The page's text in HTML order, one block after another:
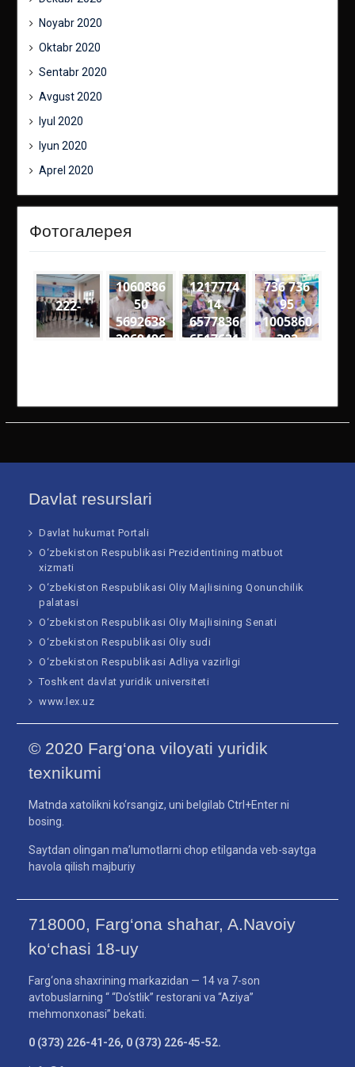
Noyabr 2020
Oktabr 2020
Sentabr 2020
Avgust 2020
Iyul 2020
Iyun 2020
Aprel 2020
Фотогалерея
222-
1060886
50
5692638
2069496
60108 n
1217774
14
6577836
6517631
73813 n
736 736
95
1005860
392
Davlat resurslari
Davlat hukumat Portali
O‘zbekiston Respublikasi Prezidentining matbuot
xizmati
O‘zbekiston Respublikasi Oliy Majlisining Qonunchilik
palatasi
O‘zbekiston Respublikasi Oliy Majlisining Senati
O‘zbekiston Respublikasi Oliy sudi
O‘zbekiston Respublikasi Adliya vazirligi
Toshkent davlat yuridik universiteti
www.lex.uz
© 2020 Farg‘ona viloyati yuridik
texnikumi
Matnda xatolikni ko‘rsangiz, uni belgilab Ctrl+Enter ni
bosing.
Saytdan olingan ma’lumotlarni chop etilganda veb-saytga
havola qilish majburiy
718000, Farg‘ona shahar, A.Navoiy
ko‘chasi 18-uy
Farg‘ona shaxrining markazidan — 14 va 7-son
avtobuslarning “ “Do‘stlik” restorani va “Aziya”
mehmonxonasi” bekati.
0 (373) 226-41-26, 0 (373) 226-45-52.